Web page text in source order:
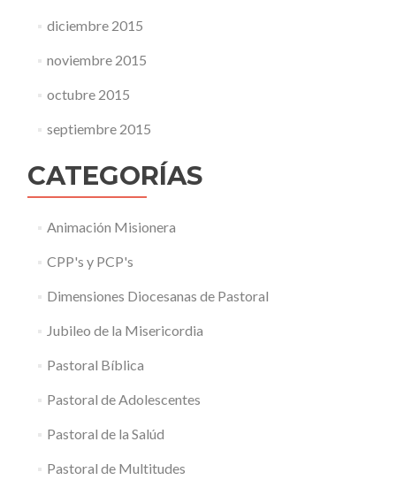
diciembre 2015
noviembre 2015
octubre 2015
septiembre 2015
CATEGORÍAS
Animación Misionera
CPP's y PCP's
Dimensiones Diocesanas de Pastoral
Jubileo de la Misericordia
Pastoral Bíblica
Pastoral de Adolescentes
Pastoral de la Salúd
Pastoral de Multitudes